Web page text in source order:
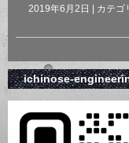
2019年6月2日 | カテゴ
ichinose-